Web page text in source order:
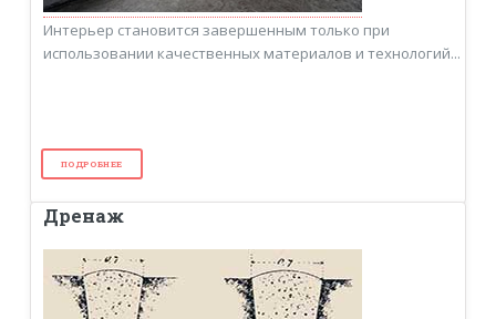
Интерьер становится завершенным только при
использовании качественных материалов и технологий...
ПОДРОБНЕЕ
Дренаж